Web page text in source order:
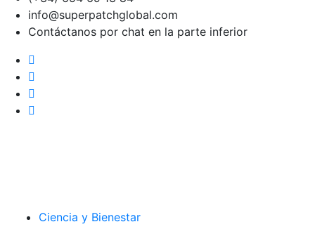
info@superpatchglobal.com
Contáctanos por chat en la parte inferior
Ciencia y Bienestar